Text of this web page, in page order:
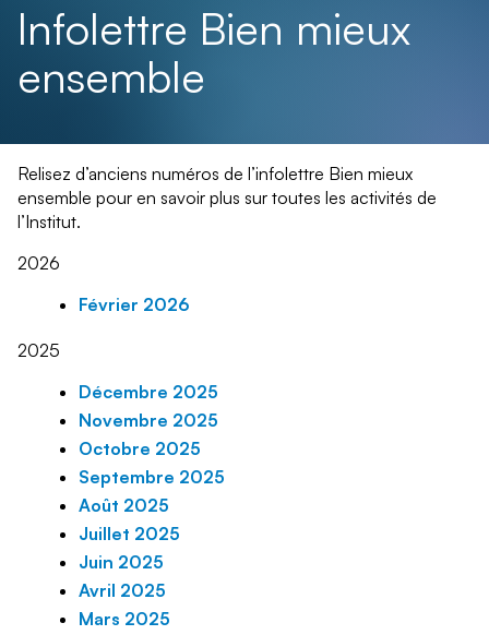
Infolettre Bien mieux
ensemble
Relisez d’anciens numéros de l’infolettre Bien mieux
ensemble pour en savoir plus sur toutes les activités de
l’Institut.
2026
Février 2026
2025
Décembre 2025
Novembre 2025
Octobre 2025
Septembre 2025
Août 2025
Juillet 2025
Juin 2025
Avril 2025
Mars 2025